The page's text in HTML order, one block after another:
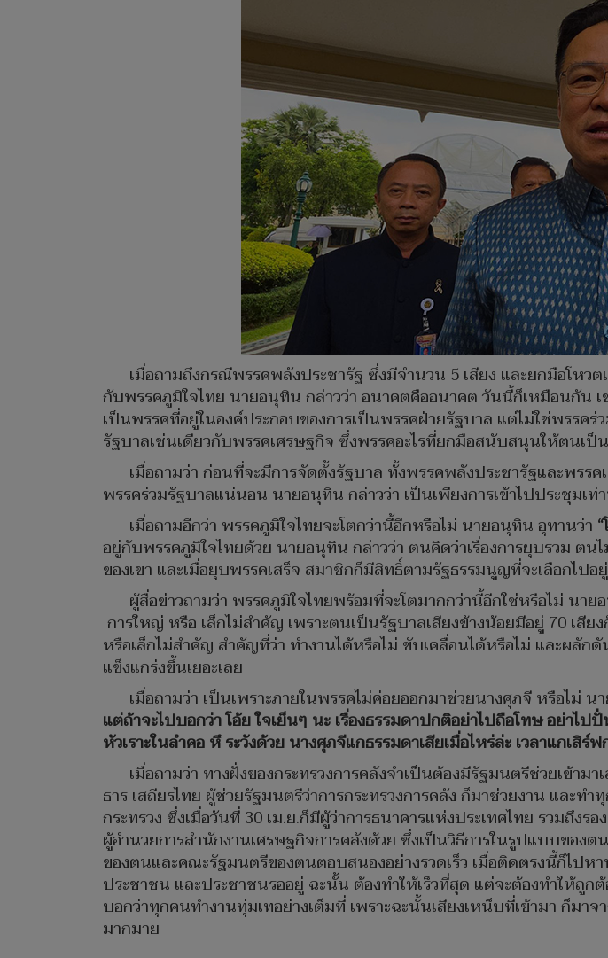
เมื่อถามถึงกรณีพรรคพลังประชารัฐ ซึ่งมีจำนวน 5 เสียง และยกมือโห
กับพรรคภูมิใจไทย นายอนุทิน กล่าวว่า อนาคตคืออนาคต วันนี้ก็เหมือนกัน
เป็นพรรคที่อยู่ในองค์ประกอบของการเป็นพรรคฝ่ายรัฐบาล แต่ไม่ใช่พรรค
รัฐบาลเช่นเดียวกับพรรคเศรษฐกิจ ซึ่งพรรคอะไรที่ยกมือสนับสนุนให้ตนเ
เมื่อถามว่า ก่อนที่จะมีการจัดตั้งรัฐบาล ทั้งพรรคพลังประชารัฐและพรร
พรรคร่วมรัฐบาลแน่นอน นายอนุทิน กล่าวว่า เป็นเพียงการเข้าไปประชุมเท่
เมื่อถามอีกว่า พรรคภูมิใจไทยจะโตกว่านี้อีกหรือไม่ นายอนุทิน อุทานว่า
อยู่กับพรรคภูมิใจไทยด้วย นายอนุทิน กล่าวว่า ตนคิดว่าเรื่องการยุบรวม ต
ของเขา และเมื่อยุบพรรคเสร็จ สมาชิกก็มีสิทธิ์ตามรัฐธรรมนูญที่จะเลือกไป
ผู้สื่อข่าวถามว่า พรรคภูมิใจไทยพร้อมที่จะโตมากกว่านี้อีกใช่หรือไม่ น
การใหญ่ หรือ เล็กไม่สำคัญ เพราะตนเป็นรัฐบาลเสียงข้างน้อยมีอยู่ 70 เสี
หรือเล็กไม่สำคัญ สำคัญที่ว่า ทำงานได้หรือไม่ ขับเคลื่อนได้หรือไม่ และผลัก
แข็งแกร่งขึ้นเยอะเลย
เมื่อถามว่า เป็นเพราะภายในพรรคไม่ค่อยออกมาช่วยนางศุภจี หรือไม่ น
แต่ถ้าจะไปบอกว่า โอ้ย ใจเย็นๆ นะ เรื่องธรรมดาปกติอย่าไปถือโทษ อย่าไ
หัวเราะในลำคอ หึ ระวังด้วย นางศุภจีแกธรรมดาเสียเมื่อไหร่ล่ะ เวลาแกเสิ
เมื่อถามว่า ทางฝั่งของกระทรวงการคลังจำเป็นต้องมีรัฐมนตรีช่วยเข้า
ธาร เสถียรไทย ผู้ช่วยรัฐมนตรีว่าการกระทรวงการคลัง ก็มาช่วยงาน และ
กระทรวง ซึ่งเมื่อวันที่ 30 เม.ย.ก็มีผู้ว่าการธนาคารแห่งประเทศไทย รวมถึ
ผู้อำนวยการสำนักงานเศรษฐกิจการคลังด้วย ซึ่งเป็นวิธีการในรูปแบบของ
ของตนและคณะรัฐมนตรีของตนตอบสนองอย่างรวดเร็ว เมื่อติดตรงนี้ก็ไป
ประชาชน และประชาชนรออยู่ ฉะนั้น ต้องทำให้เร็วที่สุด แต่จะต้องทำให้ถู
บอกว่าทุกคนทำงานทุ่มเทอย่างเต็มที่ เพราะฉะนั้นเสียงเหน็บที่เข้ามา ก็มา
มากมาย